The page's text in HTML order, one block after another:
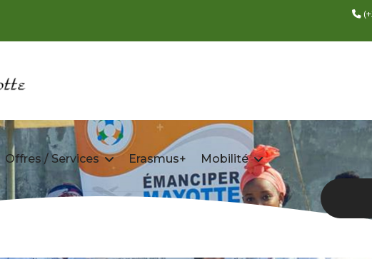
Offres / Services Erasmus+ Mobilité